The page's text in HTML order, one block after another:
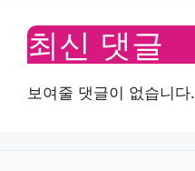
최신 댓글
보여줄 댓글이 없습니다.